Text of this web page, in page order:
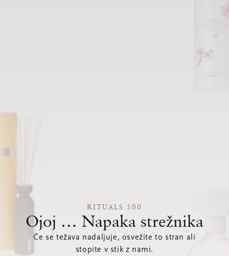
RITUALS 500
Ojoj … Napaka strežnika
Če se težava nadaljuje, osvežite to stran ali
stopite v stik z nami.